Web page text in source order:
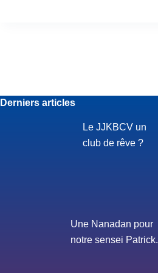
Derniers articles
Le JJKBCV un
club de rêve ?
Une Nanadan pour
notre sensei Patrick.